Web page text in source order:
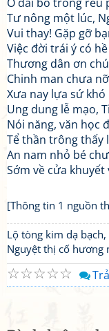
Tư nông một lúc,
Vui thay! Gặp gỡ
Việc đời trái ý có
Thương dân ơn
Chinh man chưa
Xưa nay lựa sứ khó
Ung dung lễ mạo,
Nói năng, văn học
Tể thần trông thấy
An nam nhỏ bé
Sớm về cửa
[Thông tin 1 nguồn
Lộ tòng kim dạ bạch,
Nguyệt thị cố hương
☆
☆
☆
☆
☆